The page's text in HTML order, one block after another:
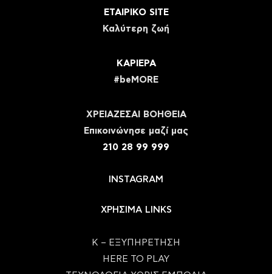
ΕΤΑΙΡΙΚΟ SITE
Καλύτερη ζωή
ΚΑΡΙΕΡΑ
#beMORE
ΧΡΕΙΑΖΕΣΑΙ ΒΟΗΘΕΙΑ
Eπικοινώνησε μαζί μας
210 28 99 999
INSTAGRAM
ΧΡΗΣΙΜΑ LINKS
Κ – ΕΞΥΠΗΡΕΤΗΣΗ
HERE TO PLAY